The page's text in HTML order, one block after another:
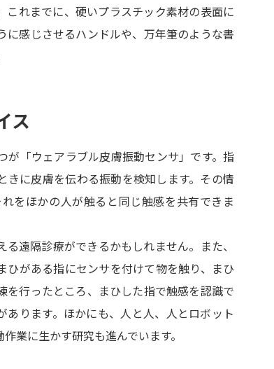
受験準備
学問発見
大学で学びたい学問発見
学問のミニ講義「夢ナビ講義」
ユーザーサポート
これまでに、硬いプラスチック素材の表面に
感じさせるハンドルや、万年筆のような書
ス
「ウェアラブル皮膚振動センサ」です。指
に皮膚を伝わる振動を検知します。その情
をほかの人が触ると同じ触感を共有できま
遠隔診療ができるかもしれません。また、
がある指にセンサを付けて物を触り、まひ
行ったところ、まひした指で触感を認識で
ります。ほかにも、人と人、人とロボット
業に生かす研究も進んでいます。